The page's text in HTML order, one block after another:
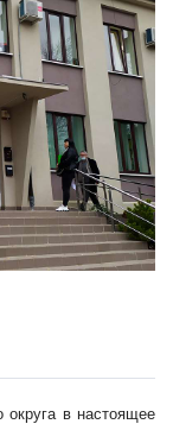
округа в настоящее